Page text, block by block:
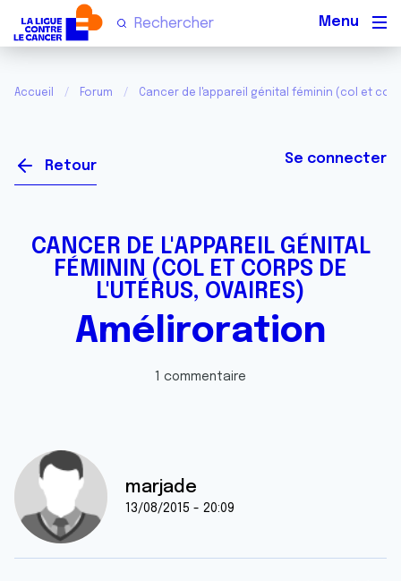
Accueil Forum Cancer de l'appareil génital féminin (col et
Retour Se connecter
CANCER DE L'APPAREIL GÉNITAL
FÉMININ (COL ET CORPS DE
L'UTÉRUS, OVAIRES)
Améliroration
1 commentaire
marjade
13/08/2015 - 20:09